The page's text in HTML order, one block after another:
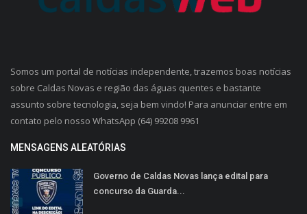
Somos um portal de notícias independente, trazemos boas notícias
sobre Caldas Novas e região das águas quentes e bastante
assunto sobre tecnologia, seja bem vindo! Para anunciar entre em
contato pelo nosso WhatsApp (64) 99208 9961
MENSAGENS ALEATÓRIAS
Governo de Caldas Novas lança edital para
concurso da Guarda...